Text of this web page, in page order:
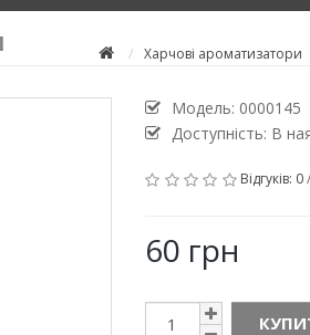
Харчові ароматизатори
Модель: 0000145
Доступність: В
Відгуків: 0/
60 грн